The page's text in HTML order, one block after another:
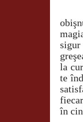
la
te
în